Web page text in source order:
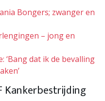
Bongers; zwanger en
– jong en
‘Bang dat ik de bevalling
Kankerbestrijding